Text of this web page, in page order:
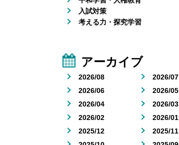
入試対策
考える力・探究学習
アーカイブ
2026/08
2026/07
2026/06
2026/05
2026/04
2026/03
2026/02
2026/01
2025/12
2025/11